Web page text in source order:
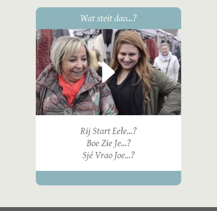
Wat steit dao...?
Rij Start Eele...?
Boe Zie Je...?
Sjé Vrao Joe...?